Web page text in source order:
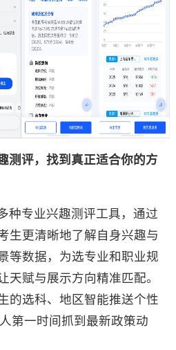
测评，找到真正适合你的方
种专业兴趣测评工具，通过
生更清晰地了解自身兴趣与
等数据，为选专业和职业规
天赋与展示方向精准匹配。
的选科、地区智能推送个性
第一时间抓到最新政策动